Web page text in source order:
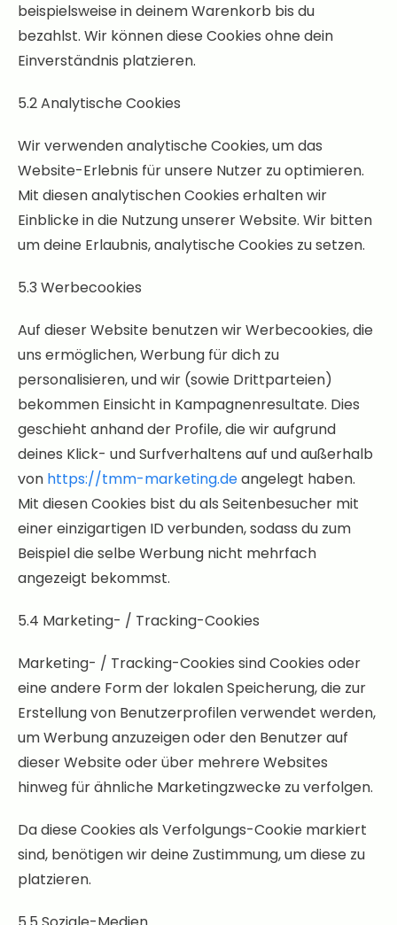
beispielsweise in deinem Warenkorb bis du
bezahlst. Wir können diese Cookies ohne dein
Einverständnis platzieren.
5.2 Analytische Cookies
Wir verwenden analytische Cookies, um das
Website-Erlebnis für unsere Nutzer zu optimieren.
Mit diesen analytischen Cookies erhalten wir
Einblicke in die Nutzung unserer Website. Wir bitten
um deine Erlaubnis, analytische Cookies zu setzen.
5.3 Werbecookies
Auf dieser Website benutzen wir Werbecookies, die
uns ermöglichen, Werbung für dich zu
personalisieren, und wir (sowie Drittparteien)
bekommen Einsicht in Kampagnenresultate. Dies
geschieht anhand der Profile, die wir aufgrund
deines Klick- und Surfverhaltens auf und außerhalb
von https://tmm-marketing.deangelegt haben.
Mit diesen Cookies bist du als Seitenbesucher mit
einer einzigartigen ID verbunden, sodass du zum
Beispiel die selbe Werbung nicht mehrfach
angezeigt bekommst.
5.4 Marketing- / Tracking-Cookies
Marketing- / Tracking-Cookies sind Cookies oder
eine andere Form der lokalen Speicherung, die zur
Erstellung von Benutzerprofilen verwendet werden,
um Werbung anzuzeigen oder den Benutzer auf
dieser Website oder über mehrere Websites
hinweg für ähnliche Marketingzwecke zu verfolgen.
Da diese Cookies als Verfolgungs-Cookie markiert
sind, benötigen wir deine Zustimmung, um diese zu
platzieren.